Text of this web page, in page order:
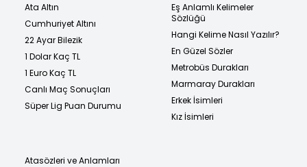
Ata Altın
Cumhuriyet Altını
22 Ayar Bilezik
1 Dolar Kaç TL
1 Euro Kaç TL
Canlı Maç Sonuçları
Süper Lig Puan Durumu
Eş Anlamlı Kelimeler
Sözlüğü
Hangi Kelime Nasıl Yazılır?
En Güzel Sözler
Metrobüs Durakları
Marmaray Durakları
Erkek İsimleri
Kız İsimleri
Atasözleri ve Anlamları